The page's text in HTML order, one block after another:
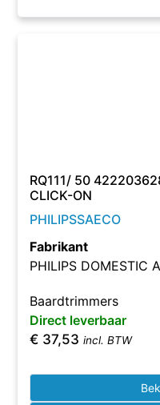
RQ111/ 50
CLICK-ON
PHILIPSSAECO
Fabrikant
PHILIPS DOMESTIC
Baardtrimmers
Direct leverbaar
€ 37,53 incl. BTW